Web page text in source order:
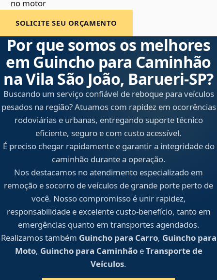
no motor
SOLICITE SEU ORÇAMENTO
Por que somos os melhores
em Guincho para Caminhão
na Vila São João, Barueri‑SP?
Buscando um serviço confiável de reboque para veículos
pesados na região? Atuamos com rapidez em ocorrências
rodoviárias e urbanas, entregando suporte técnico
eficiente, seguro e com custo acessível.
É preciso chegar rapidamente e garantir a integridade do
caminhão durante a operação.
Nos destacamos no atendimento especializado em
remoção e socorro de veículos de grande porte perto de
você. Nosso compromisso é unir rapidez,
responsabilidade e excelente custo-benefício, tanto em
emergências quanto em transportes agendados.
Realizamos também Guincho para Carro, Guincho para
Moto, Guincho para CaminhãoeTransporte de
Veículos.